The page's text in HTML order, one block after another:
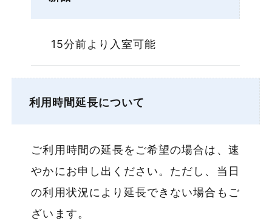
15分前より入室可能
利用時間延長について
ご利用時間の延長をご希望の場合は、速
やかにお申し出ください。ただし、当日
の利用状況により延長できない場合もご
ざいます。